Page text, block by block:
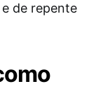
de repente